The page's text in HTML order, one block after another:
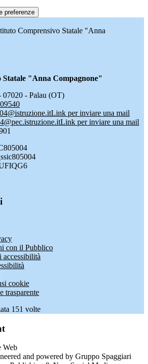
preferenze
Comprensivo Statale "Anna
"Anna Compagnone"
07020 - Palau (OT)
Link per inviare una mail
Link per inviare una mail
con il Pubblico
cookie
trasparente
151 volte
and powered by Gruppo Spaggiari